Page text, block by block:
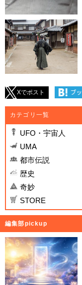
Xでポスト
カテゴリ一覧
UFO・宇宙人
UMA
都市伝説
歴史
奇妙
STORE
編集部pickup